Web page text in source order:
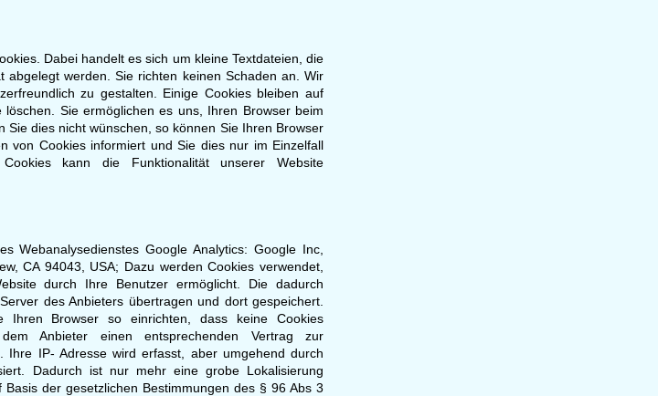
Dabei handelt es sich um kleine Textdateien, die
abgelegt werden. Sie richten keinen Schaden an. Wir
zu gestalten. Einige Cookies bleiben auf
Sie ermöglichen es uns, Ihren Browser beim
Sie dies nicht wünschen, so können Sie Ihren Browser
von Cookies informiert und Sie dies nur im Einzelfall
kann die Funktionalität unserer Website
Webanalysedienstes Google Analytics: Google Inc,
CA 94043, USA; Dazu werden Cookies verwendet,
durch Ihre Benutzer ermöglicht. Die dadurch
des Anbieters übertragen und dort gespeichert.
Ihren Browser so einrichten, dass keine Cookies
Anbieter einen entsprechenden Vertrag zur
Ihre IP- Adresse wird erfasst, aber umgehend durch
Dadurch ist nur mehr eine grobe Lokalisierung
der gesetzlichen Bestimmungen des § 96 Abs 3